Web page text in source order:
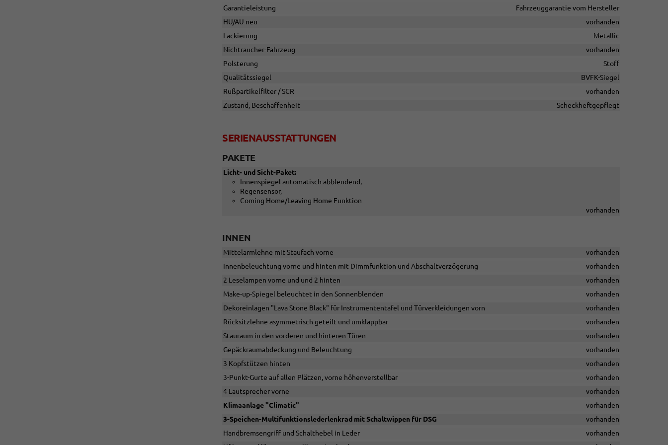
Garantieleistung
Fahrzeuggarantie vom Hersteller
HU/AU neu
vorhanden
Lackierung
Metallic
Nichtraucher-Fahrzeug
vorhanden
Polsterung
Stoff
Qualitätssiegel
BVFK-Siegel
Rußpartikelfilter / SCR
vorhanden
Zustand, Beschaffenheit
Scheckheftgepflegt
SERIENAUSSTATTUNGEN
PAKETE
Licht- und Sicht-Paket:
Innenspiegel automatisch abblendend,
Regensensor,
Coming Home/Leaving Home Funktion
vorhanden
INNEN
Mittelarmlehne mit Staufach vorne
vorhanden
Innenbeleuchtung vorne und hinten mit Dimmfunktion und Abschaltverzögerung
vorhanden
2 Leselampen vorne und und 2 hinten
vorhanden
Make-up-Spiegel beleuchtet in den Sonnenblenden
vorhanden
Dekoreinlagen "Lava Stone Black" für Instrumententafel und Türverkleidungen vorn
vorhanden
Rücksitzlehne asymmetrisch geteilt und umklappbar
vorhanden
Stauraum in den vorderen und hinteren Türen
vorhanden
Gepäckraumabdeckung und Beleuchtung
vorhanden
3 Kopfstützen hinten
vorhanden
3-Punkt-Gurte auf allen Plätzen, vorne höhenverstellbar
vorhanden
4 Lautsprecher vorne
vorhanden
Klimaanlage "Climatic"
vorhanden
3-Speichen-Multifunktionslederlenkrad mit Schaltwippen für DSG
vorhanden
Handbremsengriff und Schalthebel in Leder
vorhanden